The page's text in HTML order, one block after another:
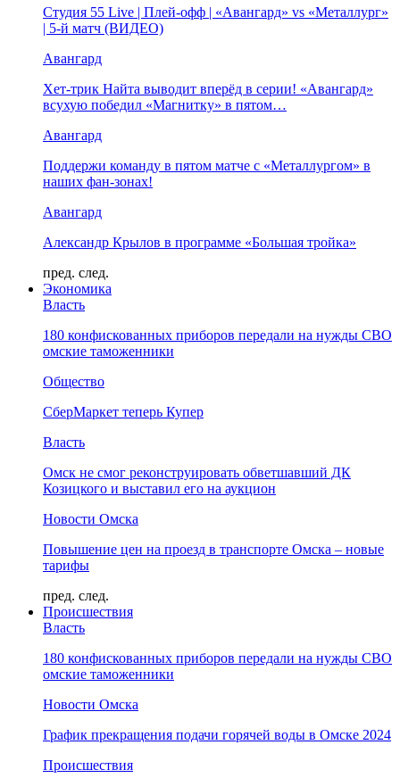
Студия 55 Live | Плей-офф | «Авангард» vs «Металлург»
| 5-й матч (ВИДЕО)
Авангард
Хет-трик Найта выводит вперёд в серии! «Авангард»
всухую победил «Магнитку» в пятом…
Авангард
Поддержи команду в пятом матче с «Металлургом» в
наших фан-зонах!
Авангард
Александр Крылов в программе «Большая тройка»
пред. след.
Экономика
Власть
180 конфискованных приборов передали на нужды СВО
омские таможенники
Общество
СберМаркет теперь Купер
Власть
Омск не смог реконструировать обветшавший ДК
Козицкого и выставил его на аукцион
Новости Омска
Повышение цен на проезд в транспорте Омска – новые
тарифы
пред. след.
Происшествия
Власть
180 конфискованных приборов передали на нужды СВО
омские таможенники
Новости Омска
График прекращения подачи горячей воды в Омске 2024
Происшествия